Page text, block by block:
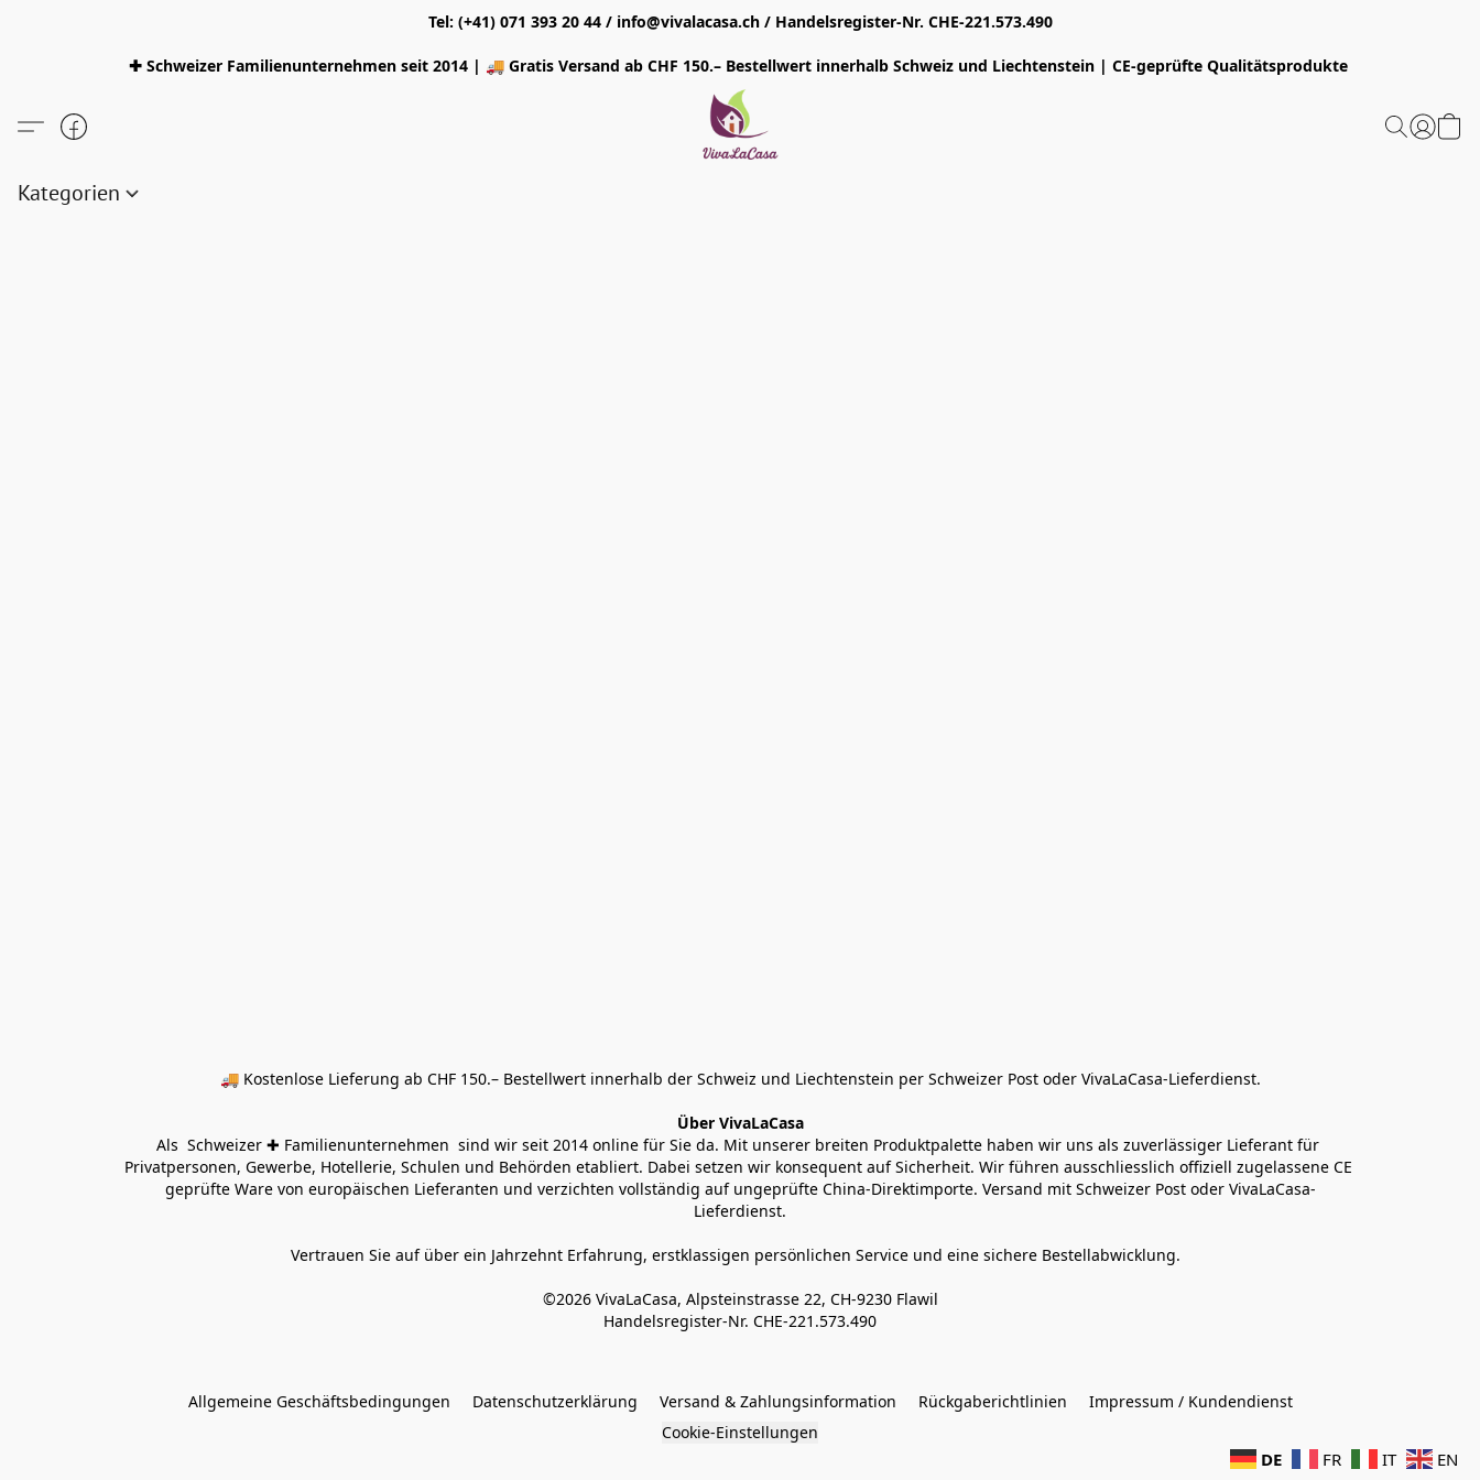
Tel: (+41) 071 393 20 44 / info@vivalacasa.ch / Handelsregister-Nr. CHE-221.573.490
✚ Schweizer Familienunternehmen seit 2014 | 🚚 Gratis Versand ab CHF 150.– Bestellwert innerhalb Schweiz und Liechtenstein | CE-geprüfte Qualitätsprodukte
Kategorien
🚚 Kostenlose Lieferung ab CHF 150.– Bestellwert innerhalb der Schweiz und Liechtenstein per Schweizer Post oder VivaLaCasa-Lieferdienst.
Über VivaLaCasa
Als  Schweizer ✚ Familienunternehmen  sind wir seit 2014 online für Sie da. Mit unserer breiten Produktpalette haben wir uns als zuverlässiger Lieferant für
Privatpersonen, Gewerbe, Hotellerie, Schulen und Behörden etabliert. Dabei setzen wir konsequent auf Sicherheit. Wir führen ausschliesslich offiziell zugelassene CE
geprüfte Ware von europäischen Lieferanten und verzichten vollständig auf ungeprüfte China-Direktimporte. Versand mit Schweizer Post oder VivaLaCasa-
Lieferdienst.
Vertrauen Sie auf über ein Jahrzehnt Erfahrung, erstklassigen persönlichen Service und eine sichere Bestellabwicklung.
©2026 VivaLaCasa, Alpsteinstrasse 22, CH-9230 Flawil
Handelsregister-Nr. CHE-221.573.490
Allgemeine Geschäftsbedingungen Datenschutzerklärung Versand & Zahlungsinformation Rückgaberichtlinien
Impressum / Kundendienst
Cookie-Einstellungen
DE FR IT EN